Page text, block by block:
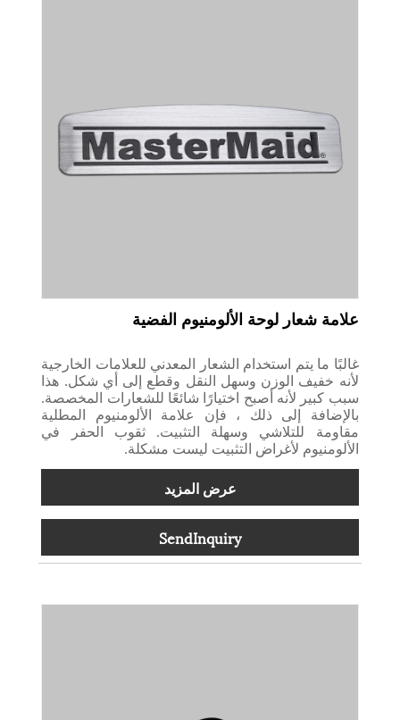
علامة شعار لوحة الألومنيوم الفضية
غالبًا ما يتم استخدام الشعار المعدني للعلامات الخارجية
لأنه خفيف الوزن وسهل النقل وقطع إلى أي شكل. هذا
سبب كبير لأنه أصبح اختيارًا شائعًا للشعارات المخصصة.
بالإضافة إلى ذلك ، فإن علامة الألومنيوم المطلية
مقاومة للتلاشي وسهلة التثبيت. ثقوب الحفر في
الألومنيوم لأغراض التثبيت ليست مشكلة.
عرض المزيد
SendInquiry